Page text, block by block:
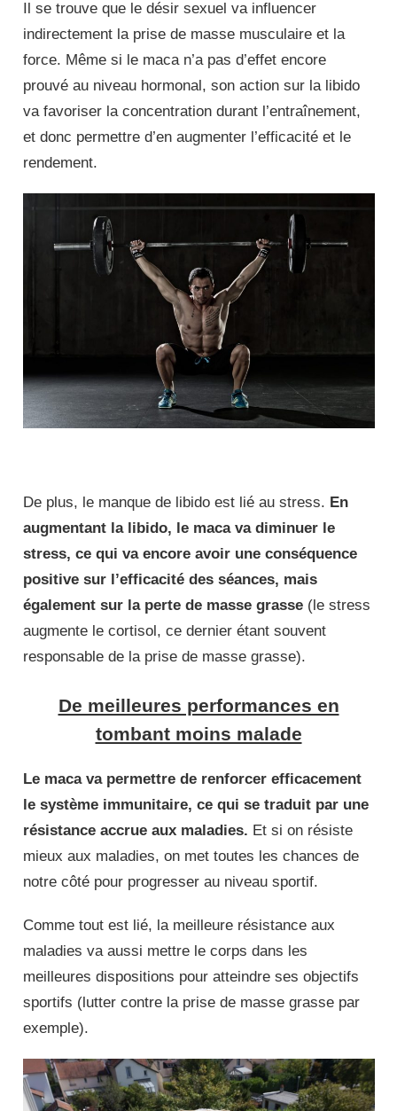
Il se trouve que le désir sexuel va influencer
indirectement la prise de masse musculaire et la
force. Même si le maca n’a pas d’effet encore
prouvé au niveau hormonal, son action sur la libido
va favoriser la concentration durant l’entraînement,
et donc permettre d’en augmenter l’efficacité et le
rendement.
De plus, le manque de libido est lié au stress. En
augmentant la libido, le maca va diminuer le
stress, ce qui va encore avoir une conséquence
positive sur l’efficacité des séances, mais
également sur la perte de masse grasse(le stress
augmente le cortisol, ce dernier étant souvent
responsable de la prise de masse grasse).
De meilleures performances en
tombant moins malade
Le maca va permettre de renforcer efficacement
le système immunitaire, ce qui se traduit par une
résistance accrue aux maladies. Et si on résiste
mieux aux maladies, on met toutes les chances de
notre côté pour progresser au niveau sportif.
Comme tout est lié, la meilleure résistance aux
maladies va aussi mettre le corps dans les
meilleures dispositions pour atteindre ses objectifs
sportifs (lutter contre la prise de masse grasse par
exemple).